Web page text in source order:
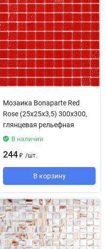
Мозаика Bonaparte Red
Rose (25х25х3,5) 300х300,
глянцевая рельефная
В наличии
244 ₽ /шт.
В корзину